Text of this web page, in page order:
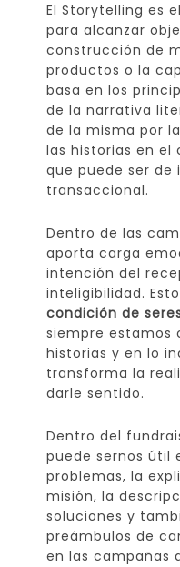
El Storytelling es
para alcanzar
construcción de
productos o la
basa en los
de la narrativa
de la misma por
las historias en el
que puede ser de
transaccional.
Dentro de las
aporta carga
intención del
inteligibilidad.
condición de
siempre estamos
historias y en lo
transforma la
darle sentido.
Dentro del
puede sernos útil
problemas, la
misión, la
soluciones y
preámbulos de
en las campañas